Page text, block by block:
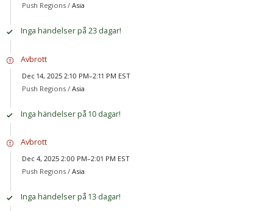
Push Regions / Asia
Inga händelser på 23 dagar!
Avbrott
Dec 14, 2025 2:10 PM–2:11 PM EST
Push Regions / Asia
Inga händelser på 10 dagar!
Avbrott
Dec 4, 2025 2:00 PM–2:01 PM EST
Push Regions / Asia
Inga händelser på 13 dagar!